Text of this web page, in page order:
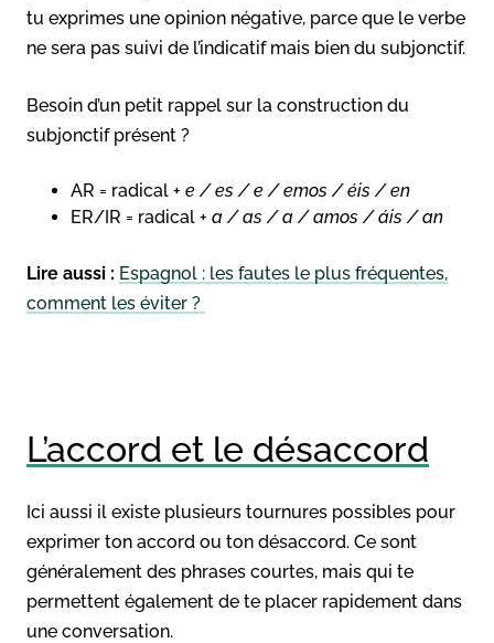
tu exprimes une opinion négative, parce que le verbe
ne sera pas suivi de l’indicatif mais bien du subjonctif.
Besoin d’un petit rappel sur la construction du
subjonctif présent ?
AR = radical + e / es / e / emos / éis / en
ER/IR = radical + a / as / a / amos / áis / an
Lire aussi : Espagnol : les fautes le plus fréquentes,
comment les éviter ?
L’accord et le désaccord
Ici aussi il existe plusieurs tournures possibles pour
exprimer ton accord ou ton désaccord. Ce sont
généralement des phrases courtes, mais qui te
permettent également de te placer rapidement dans
une conversation.